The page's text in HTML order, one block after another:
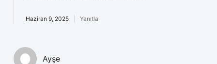
Haziran 9, 2025 Yanıtla
Ayşe